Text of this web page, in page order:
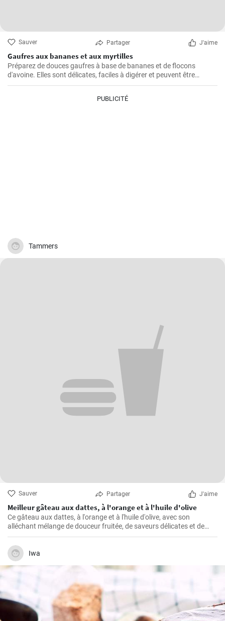
Sauver Partager J'aime
Gaufres aux bananes et aux myrtilles
Préparez de douces gaufres à base de bananes et de flocons
d'avoine. Elles sont délicates, faciles à digérer et peuvent être
servies par exemple avec des myrtilles fraîches et du sirop de
PUBLICITÉ
Tammers
Sauver Partager J'aime
Meilleur gâteau aux dattes, à l'orange et à l'huile d'olive
Ce gâteau aux dattes, à l'orange et à l'huile d'olive, avec son
alléchant mélange de douceur fruitée, de saveurs délicates et de
texture moelleuse, ne manque jamais de rendre toute occasion
spéciale.
Iwa